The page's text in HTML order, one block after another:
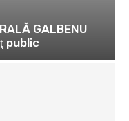
GALBENU
public